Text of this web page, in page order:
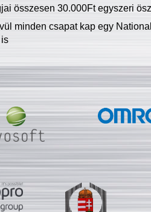
összesen 30.000Ft egyszeri
minden csapat kap egy